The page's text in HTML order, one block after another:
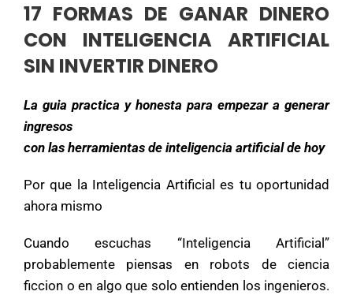
17 FORMAS DE GANAR DINERO
CON INTELIGENCIA ARTIFICIAL
SIN INVERTIR DINERO
La guia practica y honesta para empezar a generar
ingresos
con las herramientas de inteligencia artificial de hoy
Por que la Inteligencia Artificial es tu oportunidad
ahora mismo
Cuando escuchas “Inteligencia Artificial”
probablemente piensas en robots de ciencia
ficcion o en algo que solo entienden los ingenieros.